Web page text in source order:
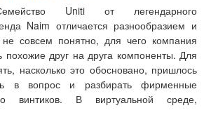
Uniti от легендарного
Naim отличается разнообразием и
совсем понятно, для чего компания
похожие друг на друга компоненты. Для
насколько это обосновано, пришлось
в вопрос и разбирать фирменные
винтиков. В виртуальной среде,